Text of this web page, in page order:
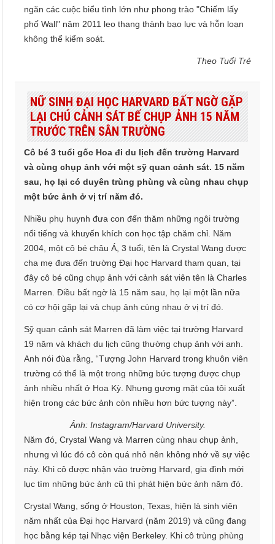
ngăn các cuộc biểu tình lớn như phong trào "Chiếm lấy
phố Wall" năm 2011 leo thang thành bạo lực và hỗn loạn
không thể kiểm soát.
Theo Tuổi Trẻ
NỮ SINH ĐẠI HỌC HARVARD BẤT NGỜ GẶP
LẠI CHÚ CẢNH SÁT BẾ CHỤP ẢNH 15 NĂM
TRƯỚC TRÊN SÂN TRƯỜNG
Cô bé 3 tuổi gốc Hoa đi du lịch đến trường Harvard
và cùng chụp ảnh với một sỹ quan cảnh sát. 15 năm
sau, họ lại có duyên trùng phùng và cùng nhau chụp
một bức ảnh ở vị trí năm đó.
Nhiều phụ huynh đưa con đến thăm những ngôi trường
nổi tiếng và khuyến khích con học tập chăm chỉ. Năm
2004, một cô bé châu Á, 3 tuổi, tên là Crystal Wang được
cha mẹ đưa đến trường Đại học Harvard tham quan, tại
đây cô bé cũng chụp ảnh với cảnh sát viên tên là Charles
Marren. Điều bất ngờ là 15 năm sau, họ lại một lần nữa
có cơ hội gặp lại và chụp ảnh cùng nhau ở vị trí đó.
Sỹ quan cảnh sát Marren đã làm việc tại trường Harvard
19 năm và khách du lịch cũng thường chụp ảnh với anh.
Anh nói đùa rằng, “Tượng John Harvard trong khuôn viên
trường có thể là một trong những bức tượng được chụp
ảnh nhiều nhất ở Hoa Kỳ. Nhưng gương mặt của tôi xuất
hiện trong các bức ảnh còn nhiều hơn bức tượng này”.
Ảnh: Instagram/Harvard University.
Năm đó, Crystal Wang và Marren cùng nhau chụp ảnh,
nhưng vì lúc đó cô còn quá nhỏ nên không nhớ về sự việc
này. Khi cô được nhận vào trường Harvard, gia đình mới
lục tìm những bức ảnh cũ thì phát hiện bức ảnh năm đó.
Crystal Wang, sống ở Houston, Texas, hiện là sinh viên
năm nhất của Đại học Harvard (năm 2019) và cũng đang
học bằng kép tại Nhạc viện Berkeley. Khi cô trùng phùng